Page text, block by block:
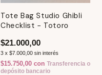
Tote Bag Studio Ghibli
Checklist - Totoro
$21.000,00
3 x $7.000,00 sin interés
$15.750,00 con Transferencia o
depósito bancario